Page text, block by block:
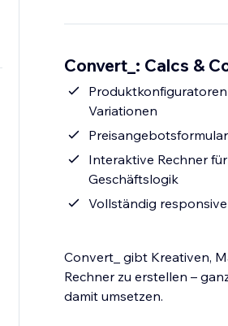
Convert_: Calcs &
Variationen
Interaktive Rechner
Geschäftslogik
Vollständig
Convert_ gibt Kreativen,
Rechner zu erstellen –
damit umsetzen.